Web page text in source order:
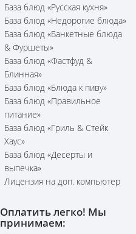
База блюд «Русская кухня»
База блюд «Недорогие блюда»
База блюд «Банкетные блюда
& Фуршеты»
База блюд «Фастфуд &
Блинная»
База блюд «Блюда к пиву»
База блюд «Правильное
питание»
База блюд «Гриль & Стейк
Хаус»
База блюд «Десерты и
выпечка»
Лицензия на доп. компьютер
Оплатить легко! Мы
принимаем: